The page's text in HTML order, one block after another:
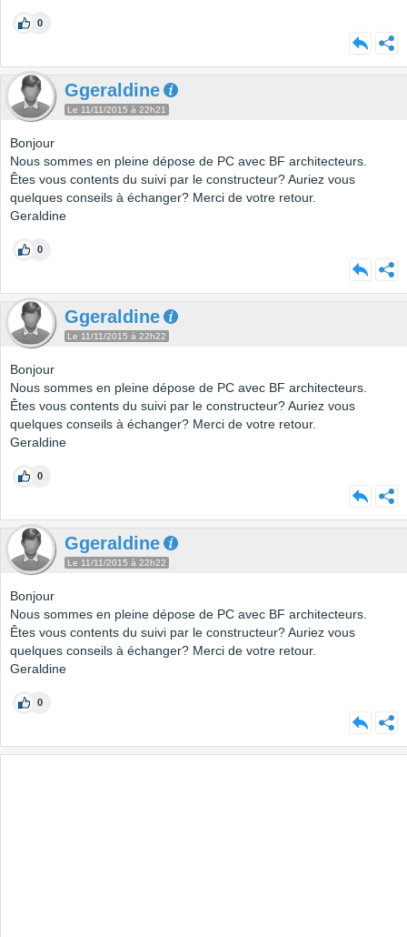
0
Ggeraldine
Le 11/11/2015 à 22h21
Bonjour
Nous sommes en pleine dépose de PC avec BF architecteurs.
Êtes vous contents du suivi par le constructeur? Auriez vous
quelques conseils à échanger? Merci de votre retour.
Geraldine
0
Ggeraldine
Le 11/11/2015 à 22h22
Bonjour
Nous sommes en pleine dépose de PC avec BF architecteurs.
Êtes vous contents du suivi par le constructeur? Auriez vous
quelques conseils à échanger? Merci de votre retour.
Geraldine
0
Ggeraldine
Le 11/11/2015 à 22h22
Bonjour
Nous sommes en pleine dépose de PC avec BF architecteurs.
Êtes vous contents du suivi par le constructeur? Auriez vous
quelques conseils à échanger? Merci de votre retour.
Geraldine
0